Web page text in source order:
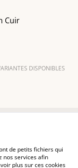
Cuir
DISPONIBLES
de cookies
de petits fichiers qui
nos services afin
plus sur ces cookies